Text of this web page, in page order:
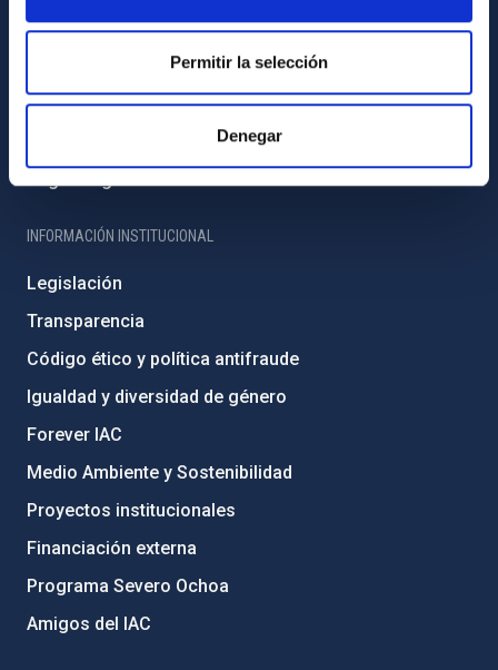
Permitir la selección
Denegar
Contacto
Cómo llegar al IAC
Directorio de personal
Registro general
INFORMACIÓN INSTITUCIONAL
Legislación
Transparencia
Código ético y política antifraude
Igualdad y diversidad de género
Forever IAC
Medio Ambiente y Sostenibilidad
Proyectos institucionales
Financiación externa
Programa Severo Ochoa
Amigos del IAC